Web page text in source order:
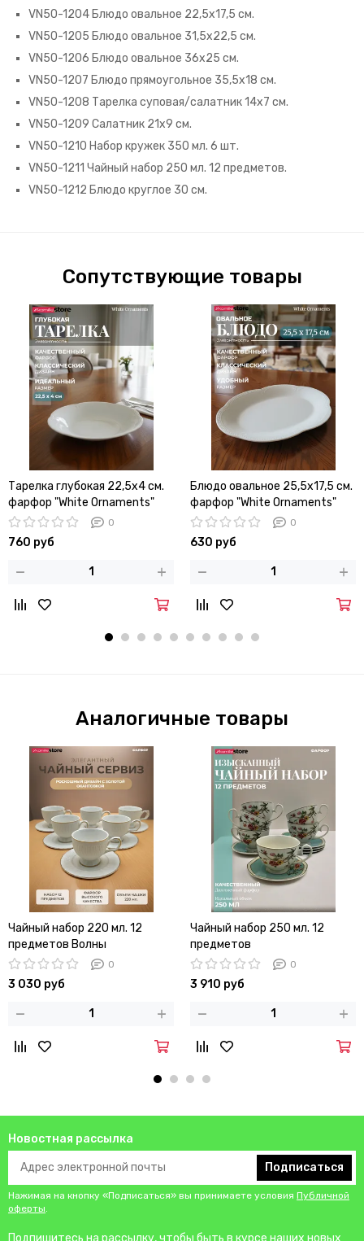
VN50-1204 Блюдо овальное 22,5х17,5 см.
VN50-1205 Блюдо овальное 31,5х22,5 см.
VN50-1206 Блюдо овальное 36х25 см.
VN50-1207 Блюдо прямоугольное 35,5х18 см.
VN50-1208 Тарелка суповая/салатник 14х7 см.
VN50-1209 Салатник 21х9 см.
VN50-1210 Набор кружек 350 мл. 6 шт.
VN50-1211 Чайный набор 250 мл. 12 предметов.
VN50-1212 Блюдо круглое 30 см.
Сопутствующие товары
Тарелка глубокая 22,5х4 см.
фарфор "White Ornaments"
0
760 руб
Блюдо овальное 25,5х17,5 см.
фарфор "White Ornaments"
0
630 руб
Аналогичные товары
Чайный набор 220 мл. 12
предметов Волны
0
3 030 руб
Чайный набор 250 мл. 12
предметов
0
3 910 руб
Новостная рассылка
Подписаться
Нажимая на кнопку «Подписаться» вы принимаете условия Публичной
оферты.